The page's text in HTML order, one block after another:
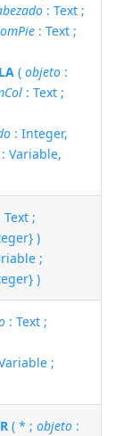
: Text ;
: Text ;
(objeto :
: Text ;
: Integer,
: Variable,
Text ;
)
;
)
: Text ;
;
( * ;objeto :